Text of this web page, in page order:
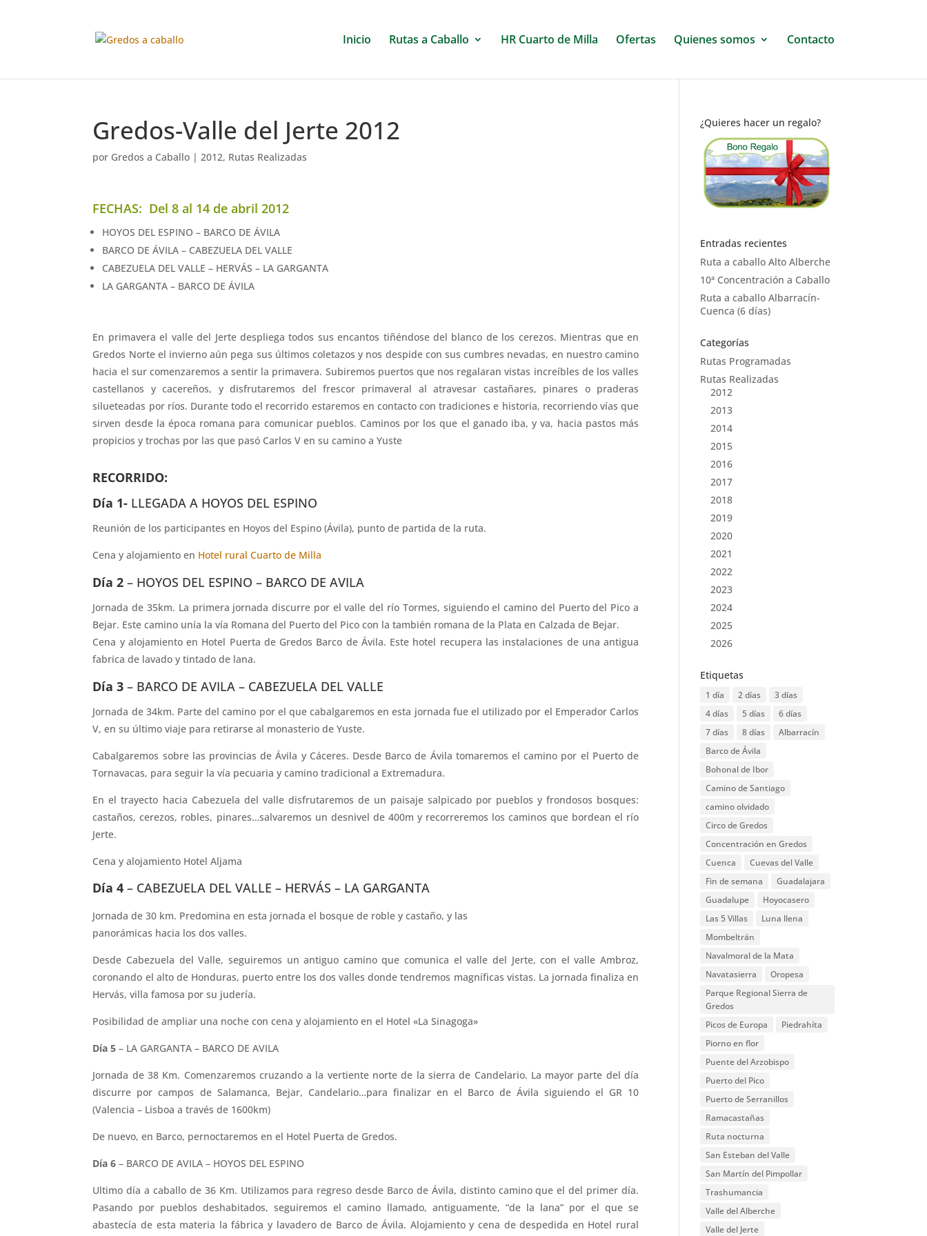
Inicio Rutas a Caballo HR Cuarto de Milla Ofertas Quienes somos Contacto
Gredos-Valle del Jerte 2012
por Gredos a Caballo |2012, Rutas Realizadas
FECHAS: Del 8 al 14 de abril 2012
HOYOS DEL ESPINO – BARCO DE ÁVILA
BARCO DE ÁVILA – CABEZUELA DEL VALLE
CABEZUELA DEL VALLE – HERVÁS – LA GARGANTA
LA GARGANTA – BARCO DE ÁVILA
En primavera el valle del Jerte despliegatodos sus encantos tiñéndose del blanco de los cerezos. Mientras que en
Gredos Norte el invierno aún pega sus últimos coletazos y nos despide consus cumbres nevadas, en nuestro camino
hacia el sur comenzaremos a sentir la primavera. Subiremos puertos que nos regalaran vistas increíbles de los valles
castellanos y cacereños, y disfrutaremos del frescor primaveral al atravesar castañares, pinares o praderas
silueteadas por ríos. Durante todo el recorrido estaremos en contacto con tradiciones e historia, recorriendo víasque
sirven desde la época romana para comunicar pueblos. Caminos por los que el ganado iba, y va, hacia pastos más
propicios y trochas por las que pasó Carlos V en su camino a Yuste
RECORRIDO:
Día 1- LLEGADA A HOYOS DEL ESPINO
Reunión de los participantes en Hoyos del Espino (Ávila), punto de partida de la ruta.
Cena y alojamiento en Hotel rural Cuarto de Milla
Día 2 – HOYOS DEL ESPINO – BARCO DE AVILA
Jornada de 35km. La primera jornada discurre por el valle del río Tormes, siguiendo el camino del Puerto del Pico a
Bejar. Este camino unía la vía Romana del Puerto del Pico con la también romana de la Plata en Calzada de Bejar.
Cena y alojamiento en Hotel Puerta de Gredos Barco de Ávila. Este hotel recupera las instalaciones de una antigua
fabrica de lavado y tintado de lana.
Día 3 – BARCO DE AVILA – CABEZUELA DEL VALLE
Jornada de 34km. Parte del camino por el que cabalgaremos en esta jornada fue el utilizado por el Emperador Carlos
V, en su último viaje para retirarse al monasterio de Yuste.
Cabalgaremos sobre las provincias de Ávila y Cáceres. Desde Barco de Ávila tomaremos el camino por el Puerto de
Tornavacas, para seguir la vía pecuaria y camino tradicional a Extremadura.
En el trayecto hacia Cabezuela del valle disfrutaremos de un paisaje salpicado por pueblos y frondosos bosques:
castaños, cerezos, robles, pinares…salvaremos un desnivel de 400m y recorreremos los caminos que bordean el río
Jerte.
Cena y alojamiento Hotel Aljama
Día 4 – CABEZUELA DEL VALLE – HERVÁS – LA GARGANTA
Jornada de 30 km. Predomina en esta jornada el bosque de roble y castaño, y las
panorámicas hacia los dos valles.
Desde Cabezuela del Valle, seguiremos un antiguo camino que comunica el valle del Jerte, con el valle Ambroz,
coronando el alto de Honduras, puerto entre los dos valles donde tendremos magníficas vistas. La jornada finaliza en
Hervás, villa famosa por su judería.
Posibilidad de ampliar una noche con cena y alojamiento en el Hotel «La Sinagoga»
Día 5 – LA GARGANTA – BARCO DE AVILA
Jornada de 38 Km. Comenzaremos cruzando a la vertiente norte de la sierra de Candelario. La mayor parte del día
discurre por campos de Salamanca, Bejar, Candelario…para finalizar en el Barco de Ávila siguiendo el GR 10
(Valencia – Lisboa a través de 1600km)
De nuevo, en Barco, pernoctaremos en el Hotel Puerta de Gredos.
Día 6 – BARCO DE AVILA – HOYOS DEL ESPINO
Ultimo día a caballo de 36 Km. Utilizamos para regreso desde Barco de Ávila, distinto camino que el del primer día.
Pasando por pueblos deshabitados, seguiremos el camino llamado, antiguamente, “de la lana” por el que se
abastecía de esta materia la fábrica y lavadero de Barco de Ávila. Alojamiento y cena de despedida en Hotel rural
¿Quieres hacer un regalo?
Entradas recientes
Ruta a caballo Alto Alberche
10ª Concentración a Caballo
Ruta a caballo Albarracín-
Cuenca (6 días)
Categorías
Rutas Programadas
Rutas Realizadas
2012
2013
2014
2015
2016
2017
2018
2019
2020
2021
2022
2023
2024
2025
2026
Etiquetas
1 día 2 días
3 días
4 días
5 días
6 días
7 días
8 días
Albarracín
Barco de Ávila
Bohonal de Ibor
Camino de Santiago
camino olvidado
Circo de Gredos
Concentración en Gredos
Cuenca
Cuevas del Valle
Fin de semana
Guadalajara
Guadalupe
Hoyocasero
Las 5 Villas
Luna llena
Mombeltrán
Navalmoral de la Mata
Navatasierra
Oropesa
Parque Regional Sierra de
Gredos
Picos de Europa
Piedrahíta
Piorno en flor
Puente del Arzobispo
Puerto del Pico
Puerto de Serranillos
Ramacastañas
Ruta nocturna
San Esteban del Valle
San Martín del Pimpollar
Trashumancia
Valle del Alberche
Valle del Jerte